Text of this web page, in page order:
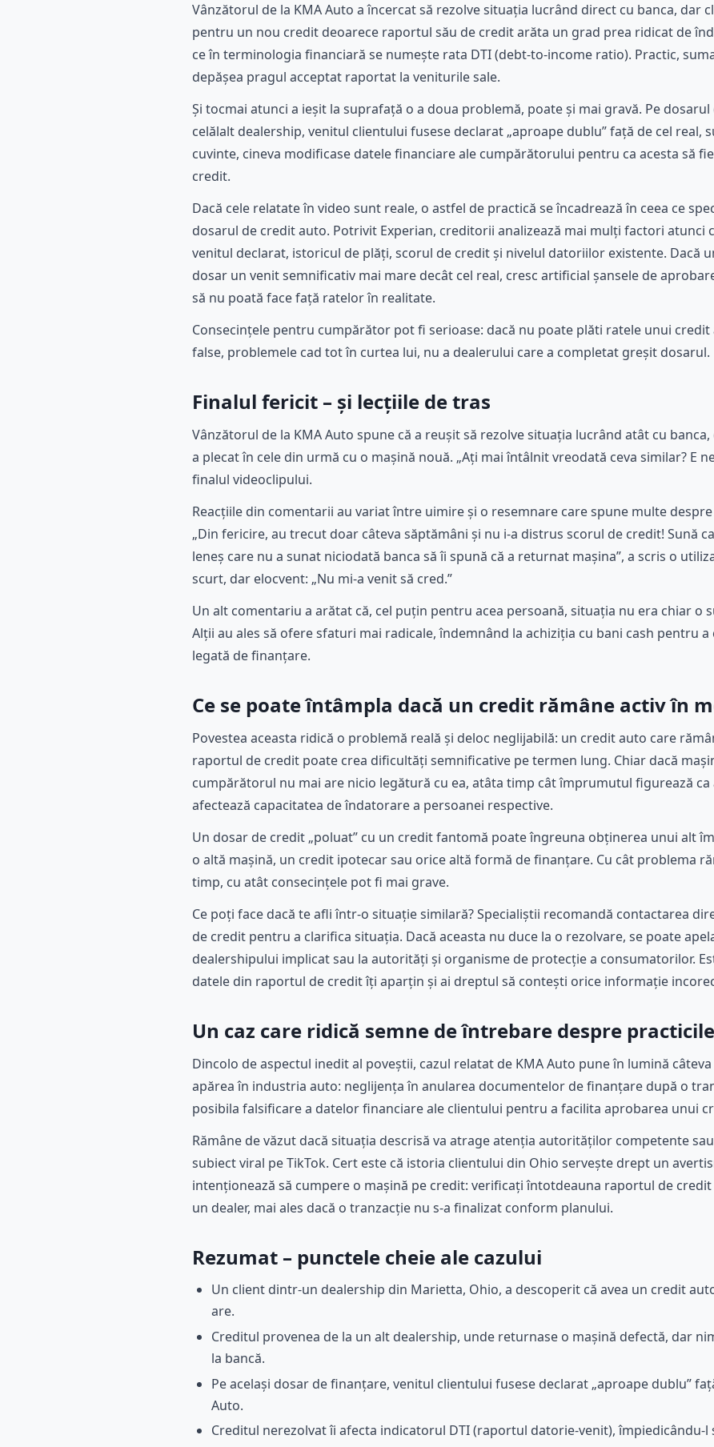
Vânzătorul de la KMA Auto a încercat să rezolve situația lucrând direct cu banca, dar
pentru un nou credit deoarece raportul său de credit arăta un grad prea ridicat de
ce în terminologia financiară se numește rata DTI (debt-to-income ratio). Practic,
depășea pragul acceptat raportat la veniturile sale.
Și tocmai atunci a ieșit la suprafață o a doua problemă, poate și mai gravă. Pe
celălalt dealership, venitul clientului fusese declarat „aproape dublu” față de cel real,
cuvinte, cineva modificase datele financiare ale cumpărătorului pentru ca acesta să
credit.
Dacă cele relatate în video sunt reale, o astfel de practică se încadrează în ceea ce
dosarul de credit auto. Potrivit Experian, creditorii analizează mai mulți factori atunci
venitul declarat, istoricul de plăți, scorul de credit și nivelul datoriilor existente. Dacă
dosar un venit semnificativ mai mare decât cel real, cresc artificial șansele de
să nu poată face față ratelor în realitate.
Consecințele pentru cumpărător pot fi serioase: dacă nu poate plăti ratele unui
false, problemele cad tot în curtea lui, nu a dealerului care a completat greșit dosarul.
Finalul fericit – și lecțiile de tras
Vânzătorul de la KMA Auto spune că a reușit să rezolve situația lucrând atât cu
a plecat în cele din urmă cu o mașină nouă. „Ați mai întâlnit vreodată ceva similar? E
finalul videoclipului.
Reacțiile din comentarii au variat între uimire și o resemnare care spune multe
„Din fericire, au trecut doar câteva săptămâni și nu i-a distrus scorul de credit! Sună
leneș care nu a sunat niciodată banca să îi spună că a returnat mașina”, a scris o
scurt, dar elocvent: „Nu mi-a venit să cred.”
Un alt comentariu a arătat că, cel puțin pentru acea persoană, situația nu era chiar o
Alții au ales să ofere sfaturi mai radicale, îndemnând la achiziția cu bani cash pentru a
legată de finanțare.
Ce se poate întâmpla dacă un credit rămâne activ în
Povestea aceasta ridică o problemă reală și deloc neglijabilă: un credit auto care
raportul de credit poate crea dificultăți semnificative pe termen lung. Chiar dacă
cumpărătorul nu mai are nicio legătură cu ea, atâta timp cât împrumutul figurează ca
afectează capacitatea de îndatorare a persoanei respective.
Un dosar de credit „poluat” cu un credit fantomă poate îngreuna obținerea unui alt
o altă mașină, un credit ipotecar sau orice altă formă de finanțare. Cu cât problema
timp, cu atât consecințele pot fi mai grave.
Ce poți face dacă te afli într-o situație similară? Specialiștii recomandă contactarea
de credit pentru a clarifica situația. Dacă aceasta nu duce la o rezolvare, se poate
dealershipului implicat sau la autorități și organisme de protecție a consumatorilor.
datele din raportul de credit îți aparțin și ai dreptul să contești orice informație
Un caz care ridică semne de întrebare despre
Dincolo de aspectul inedit al poveștii, cazul relatat de KMA Auto pune în lumină
apărea în industria auto: neglijența în anularea documentelor de finanțare după o
posibila falsificare a datelor financiare ale clientului pentru a facilita aprobarea unui
Rămâne de văzut dacă situația descrisă va atrage atenția autorităților competente
subiect viral pe TikTok. Cert este că istoria clientului din Ohio servește drept un
intenționează să cumpere o mașină pe credit: verificați întotdeauna raportul de
un dealer, mai ales dacă o tranzacție nu s-a finalizat conform planului.
Rezumat – punctele cheie ale cazului
Un client dintr-un dealership din Marietta, Ohio, a descoperit că avea un credit
are.
Creditul provenea de la un alt dealership, unde returnase o mașină defectă, dar
la bancă.
Pe același dosar de finanțare, venitul clientului fusese declarat „aproape dublu”
Auto.
Creditul nerezolvat îi afecta indicatorul DTI (raportul datorie-venit), împiedicându-